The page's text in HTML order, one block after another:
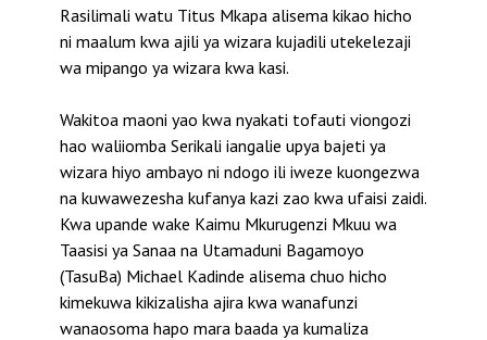
Rasilimali watu Titus Mkapa alisema kikao hicho
ni maalum kwa ajili ya wizara kujadili utekelezaji
wa mipango ya wizara kwa kasi.
Wakitoa maoni yao kwa nyakati tofauti viongozi
hao waliiomba Serikali iangalie upya bajeti ya
wizara hiyo ambayo ni ndogo ili iweze kuongezwa
na kuwawezesha kufanya kazi zao kwa ufaisi zaidi.
Kwa upande wake Kaimu Mkurugenzi Mkuu wa
Taasisi ya Sanaa na Utamaduni Bagamoyo
(TasuBa) Michael Kadinde alisema chuo hicho
kimekuwa kikizalisha ajira kwa wanafunzi
wanaosoma hapo mara baada ya kumaliza